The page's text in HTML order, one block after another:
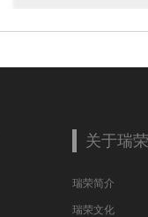
关于瑞荣
瑞荣简介
瑞荣文化